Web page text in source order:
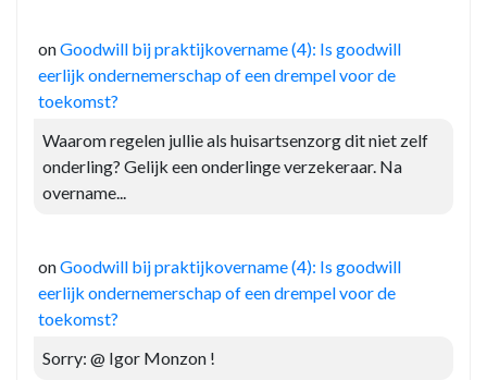
onGoodwill bij praktijkovername (4): Is goodwill
eerlijk ondernemerschap of een drempel voor de
toekomst?
Waarom regelen jullie als huisartsenzorg dit niet zelf
onderling? Gelijk een onderlinge verzekeraar. Na
overname...
onGoodwill bij praktijkovername (4): Is goodwill
eerlijk ondernemerschap of een drempel voor de
toekomst?
Sorry: @ Igor Monzon !